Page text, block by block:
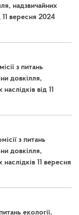
надзвичайних
11 вересня 2024
з питань
довкілля,
від 11
з питань
довкілля,
наслідків 11 вересня
екології,